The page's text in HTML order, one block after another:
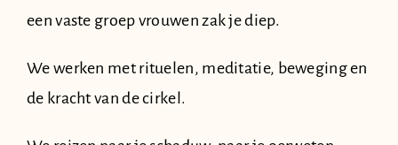
een vaste groep vrouwen zak je diep.
We werken met rituelen, meditatie, beweging en
de kracht van de cirkel.